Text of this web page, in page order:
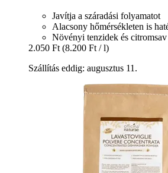
Javítja a száradási folyamatot
Alacsony hőmérsékleten is
Növényi tenzidek és citromsav
2.050 Ft (8.200 Ft / l)
Szállítás eddig: augusztus 11.